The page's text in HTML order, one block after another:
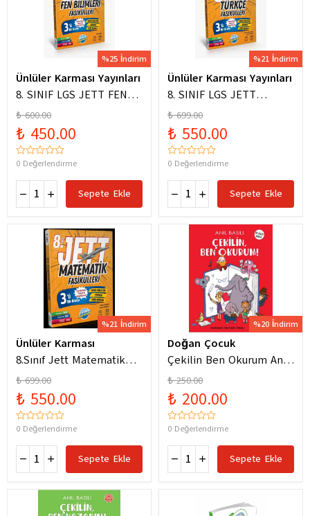
%25 İndirim
Ünlüler Karması Yayınları
8. SINIF LGS JETT FEN
BİLİMLERİ FASİKÜLLERİ
₺ 600.00
₺ 450.00
0 Değerlendirme
Sepete Ekle
%21 İndirim
Ünlüler Karması Yayınları
8. SINIF LGS JETT
TÜRKÇE FASİKÜLLERİ
₺ 699.00
₺ 550.00
0 Değerlendirme
Sepete Ekle
%21 İndirim
Ünlüler Karması
8.Sınıf Jett Matematik
Fasiküller Soru Bankası /
Kolektif / Ünlüler
Karması / 9786256529786
₺ 699.00
₺ 550.00
0 Değerlendirme
Sepete Ekle
%20 İndirim
Doğan Çocuk
Çekilin Ben Okurum Anıl
Basılı Eğlenceli
Hikayeler
₺ 250.00
₺ 200.00
0 Değerlendirme
Sepete Ekle